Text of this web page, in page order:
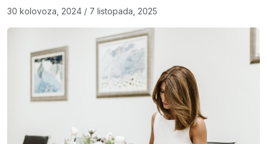
30 kolovoza, 2024 / 7 listopada, 2025